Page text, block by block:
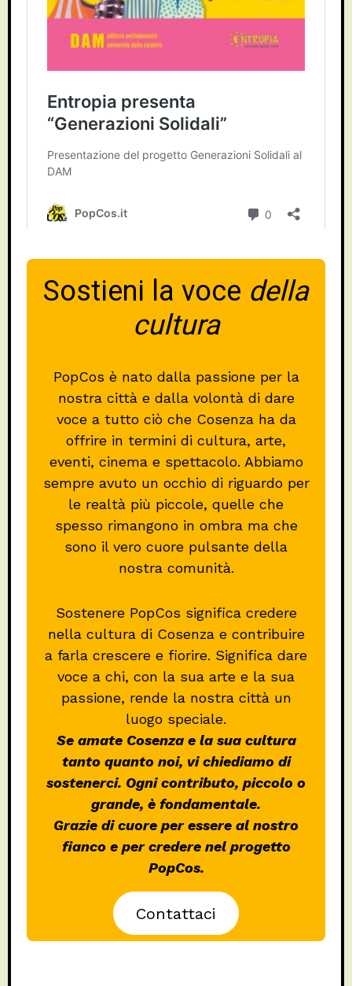
Sostieni la voce della
cultura
PopCos è nato dalla passione per la
nostra città e dalla volontà di dare
voce a tutto ciò che Cosenza ha da
offrire in termini di cultura, arte,
eventi, cinema e spettacolo. Abbiamo
sempre avuto un occhio di riguardo per
le realtà più piccole, quelle che
spesso rimangono in ombra ma che
sono il vero cuore pulsante della
nostra comunità.
Sostenere PopCos significa credere
nella cultura di Cosenza e contribuire
a farla crescere e fiorire. Significa dare
voce a chi, con la sua arte e la sua
passione, rende la nostra città un
luogo speciale.
Se amate Cosenza e la sua cultura
tanto quanto noi, vi chiediamo di
sostenerci. Ogni contributo, piccolo o
grande, è fondamentale.
Grazie di cuore per essere al nostro
fianco e per credere nel progetto
PopCos.
Contattaci